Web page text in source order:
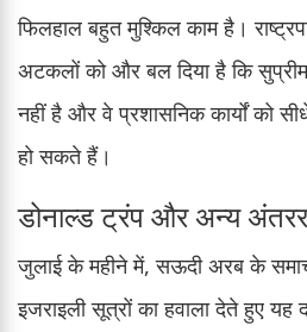
फिलहाल बहुत मुश्किल काम है।
अटकलों को और बल दिया है कि सुप्रीम
नहीं है और वे प्रशासनिक कार्यों को
हो सकते हैं।
डोनाल्ड ट्रंप और अन्य
जुलाई के महीने में, सऊदी अरब के
इजराइली सूत्रों का हवाला देते हुए यह